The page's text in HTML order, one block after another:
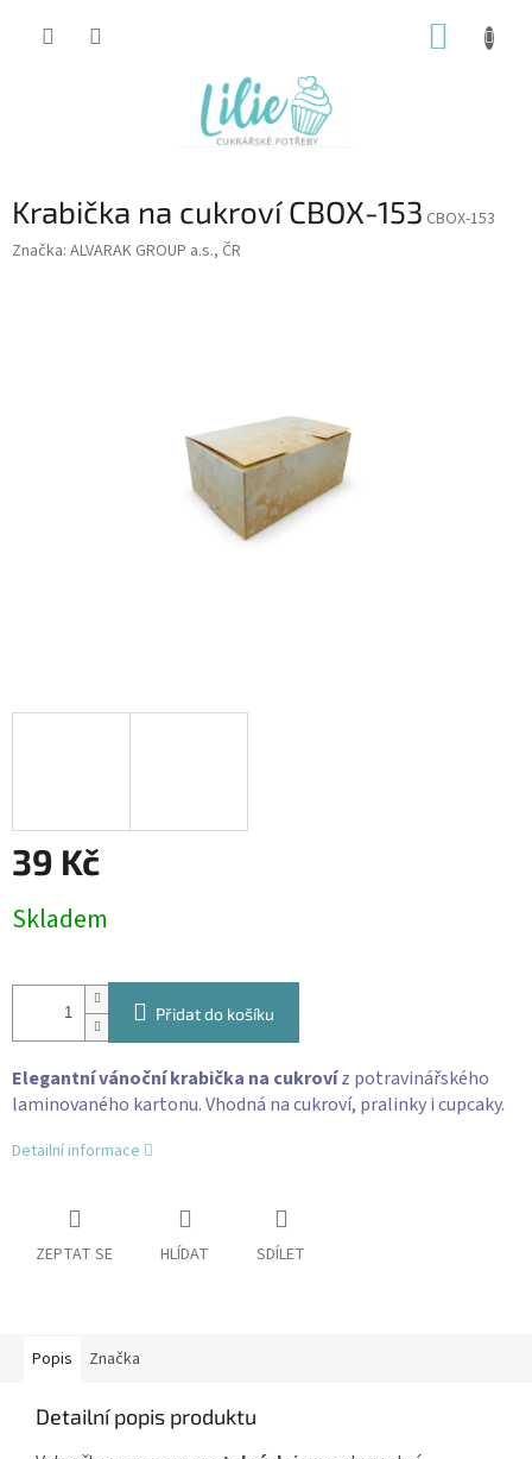
Krabička na cukroví CBOX-153 CBOX-153
Značka: ALVARAK GROUP a.s., ČR
39 Kč
cena:
Skladem
Přidat do košíku
Elegantní vánoční krabička na cukrovíz potravinářského
laminovaného kartonu. Vhodná na cukroví, pralinky i cupcaky.
Detailní informace
ZEPTAT SE HLÍDAT SDÍLET
Popis Značka
Detailní popis produktu